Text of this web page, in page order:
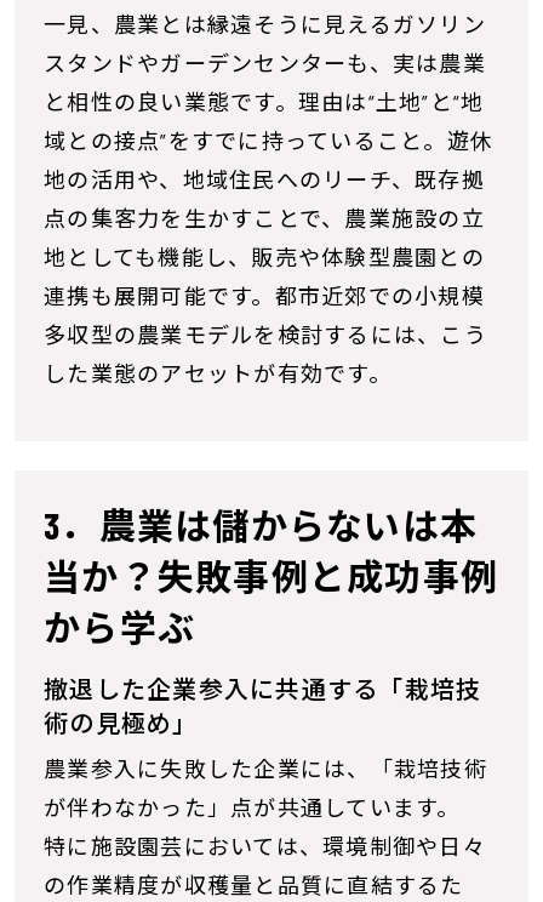
一見、農業とは縁遠そうに見えるガソリン
スタンドやガーデンセンターも、実は農業
と相性の良い業態です。理由は“土地”と“地
域との接点”をすでに持っていること。遊休
地の活用や、地域住民へのリーチ、既存拠
点の集客力を生かすことで、農業施設の立
地としても機能し、販売や体験型農園との
連携も展開可能です。都市近郊での小規模
多収型の農業モデルを検討するには、こう
した業態のアセットが有効です。
3．農業は儲からないは本
当か？失敗事例と成功事例
から学ぶ
撤退した企業参入に共通する「栽培技
術の見極め」
農業参入に失敗した企業には、「栽培技術
が伴わなかった」点が共通しています。
特に施設園芸においては、環境制御や日々
の作業精度が収穫量と品質に直結するた